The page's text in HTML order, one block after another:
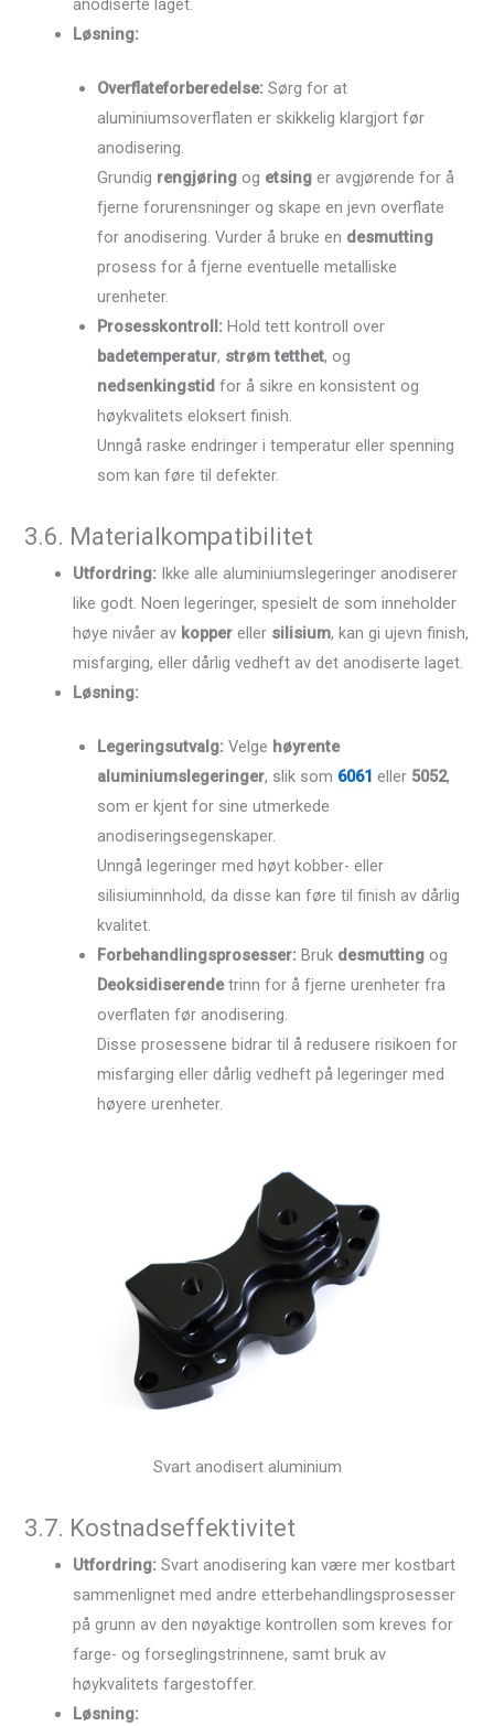
anodiserte laget.
Løsning:
Overflateforberedelse: Sørg for at
aluminiumsoverflaten er skikkelig klargjort før
anodisering.
Grundig rengjøring og etsing er avgjørende for å
fjerne forurensninger og skape en jevn overflate
for anodisering. Vurder å bruke en desmutting
prosess for å fjerne eventuelle metalliske
urenheter.
Prosesskontroll: Hold tett kontroll over
badetemperatur, strøm tetthet, og
nedsenkingstid for å sikre en konsistent og
høykvalitets eloksert finish.
Unngå raske endringer i temperatur eller spenning
som kan føre til defekter.
3.6. Materialkompatibilitet
Utfordring: Ikke alle aluminiumslegeringer anodiserer
like godt. Noen legeringer, spesielt de som inneholder
høye nivåer av kopper eller silisium, kan gi ujevn finish,
misfarging, eller dårlig vedheft av det anodiserte laget.
Løsning:
Legeringsutvalg: Velge høyrente
aluminiumslegeringer, slik som 6061 eller 5052,
som er kjent for sine utmerkede
anodiseringsegenskaper.
Unngå legeringer med høyt kobber- eller
silisiuminnhold, da disse kan føre til finish av dårlig
kvalitet.
Forbehandlingsprosesser: Bruk desmutting og
Deoksidiserendetrinn for å fjerne urenheter fra
overflaten før anodisering.
Disse prosessene bidrar til å redusere risikoen for
misfarging eller dårlig vedheft på legeringer med
høyere urenheter.
Svart anodisert aluminium
3.7. Kostnadseffektivitet
Utfordring: Svart anodisering kan være mer kostbart
sammenlignet med andre etterbehandlingsprosesser
på grunn av den nøyaktige kontrollen som kreves for
farge- og forseglingstrinnene, samt bruk av
høykvalitets fargestoffer.
Løsning: